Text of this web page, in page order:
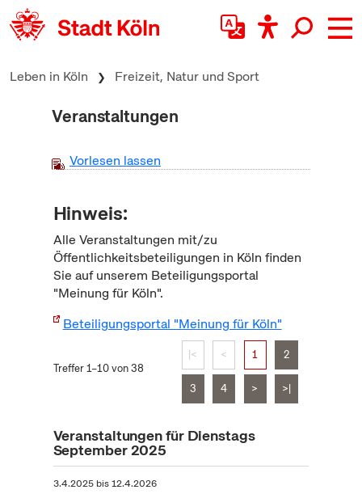
zum Inhalt springen
Leben in Köln Freizeit, Natur und Sport
Veranstaltungen
Vorlesen lassen
Hinweis:
Alle Veranstaltungen mit/zu
Öffentlichkeitsbeteiligungen in Köln finden
Sie auf unserem Beteiligungsportal
"Meinung für Köln".
Beteiligungsportal "Meinung für Köln"
Treffer 1–10 von 38
|< < 1 2
3 4 > >|
Veranstaltungen für Dienstags
September 2025
3.4.2025bis12.4.2026